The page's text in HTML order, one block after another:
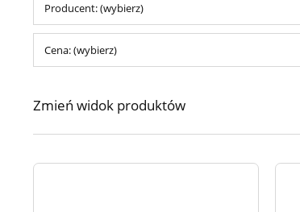
Producent: (wybierz)
Cena: (wybierz)
Zmień widok produktów